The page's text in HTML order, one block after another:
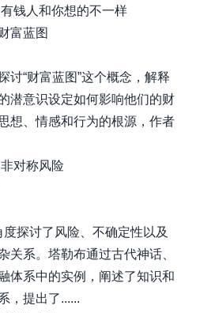
钱人和你想的不一样
富蓝图
讨“财富蓝图”这个概念，解释
潜意识设定如何影响他们的财
想、情感和行为的根源，作者
对称风险
探讨了风险、不确定性以及
关系。塔勒布通过古代神话、
体系中的实例，阐述了知识和
，提出了......